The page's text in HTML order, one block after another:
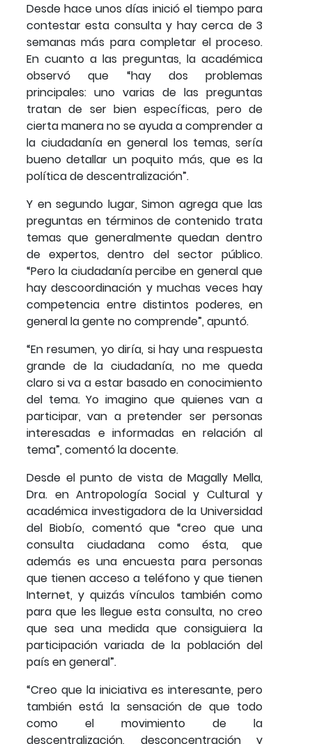
Desde hace unos días inició el tiempo para
contestar esta consulta y hay cerca de 3
semanas más para completar el proceso.
En cuanto a las preguntas, la académica
observó que “hay dos problemas
principales: uno varias de las preguntas
tratan de ser bien específicas, pero de
cierta manera no se ayuda a comprender a
la ciudadanía en general los temas, sería
bueno detallar un poquito más, que es la
política de descentralización”.
Y en segundo lugar, Simon agrega que las
preguntas en términos de contenido trata
temas que generalmente quedan dentro
de expertos, dentro del sector público.
“Pero la ciudadanía percibe en general que
hay descoordinación y muchas veces hay
competencia entre distintos poderes, en
general la gente no comprende”, apuntó.
“En resumen, yo diría, si hay una respuesta
grande de la ciudadanía, no me queda
claro si va a estar basado en conocimiento
del tema. Yo imagino que quienes van a
participar, van a pretender ser personas
interesadas e informadas en relación al
tema”, comentó la docente.
Desde el punto de vista de Magally Mella,
Dra. en Antropología Social y Cultural y
académica investigadora de la Universidad
del Biobío, comentó que “creo que una
consulta ciudadana como ésta, que
además es una encuesta para personas
que tienen acceso a teléfono y que tienen
Internet, y quizás vínculos también como
para que les llegue esta consulta, no creo
que sea una medida que consiguiera la
participación variada de la población del
país en general”.
“Creo que la iniciativa es interesante, pero
también está la sensación de que todo
como el movimiento de la
descentralización, desconcentración y